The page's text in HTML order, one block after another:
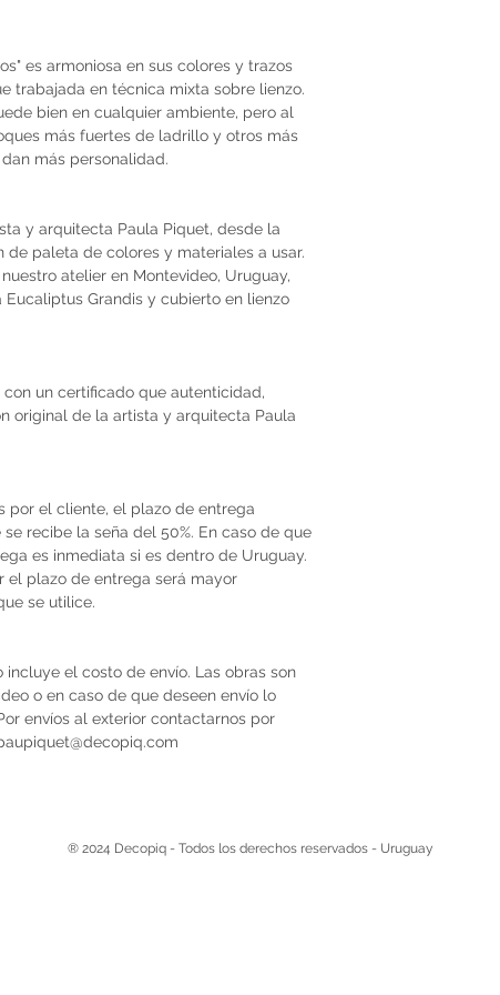
es armoniosa en sus colores y trazos
trabajada en técnica mixta sobre lienzo.
bien en cualquier ambiente, pero al
más fuertes de ladrillo y otros más
más personalidad.
y arquitecta Paula Piquet, desde la
de paleta de colores y materiales a usar.
atelier en Montevideo, Uruguay,
Grandis y cubierto en lienzo
un certificado que autenticidad,
original de la artista y arquitecta Paula
por el cliente, el plazo de entrega
recibe la seña del 50%. En caso de que
es inmediata si es dentro de Uruguay.
el plazo de entrega será mayor
se utilice.
el costo de envío. Las obras son
o en caso de que deseen envío lo
envíos al exterior contactarnos por
® 2024 Decopiq - Todos los derechos reservados - Uruguay